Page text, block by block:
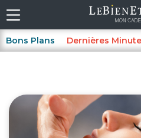
Bons Plans Dernières